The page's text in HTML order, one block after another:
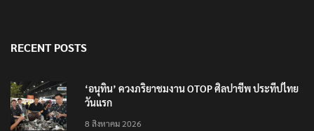
RECENT POSTS
‘อนุทิน’ ควงภริยาชมงาน OTOP ศิลปาชีพ ประทีปไทย
วันแรก
8 สิงหาคม 2026